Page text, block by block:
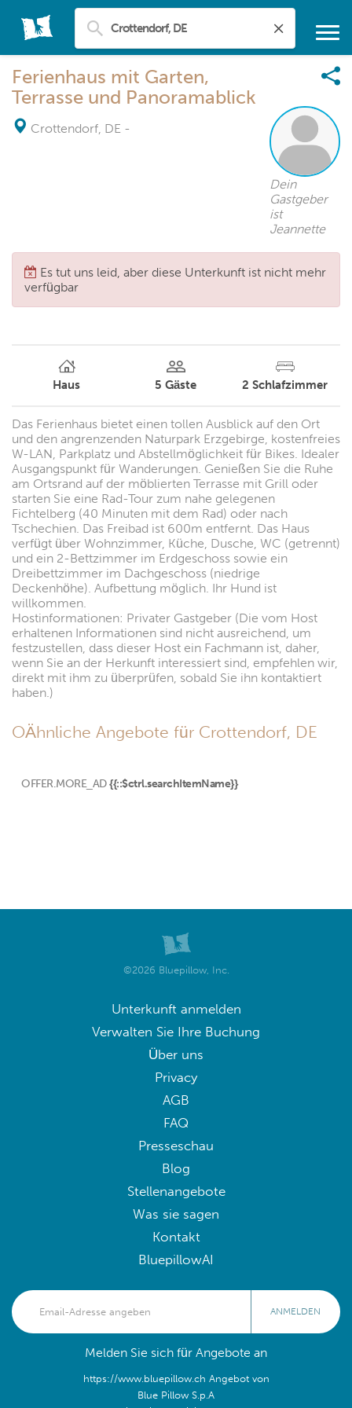
Ferienhaus mit Garten,
Terrasse und Panoramablick
Crottendorf, DE -
Dein
Gastgeber
ist
Jeannette
Es tut uns leid, aber diese Unterkunft ist nicht mehr
verfügbar
Haus 5 Gäste 2 Schlafzimmer
Das Ferienhaus bietet einen tollen Ausblick auf den Ort
und den angrenzenden Naturpark Erzgebirge, kostenfreies
W-LAN, Parkplatz und Abstellmöglichkeit für Bikes. Idealer
Ausgangspunkt für Wanderungen. Genießen Sie die Ruhe
am Ortsrand auf der möblierten Terrasse mit Grill oder
starten Sie eine Rad-Tour zum nahe gelegenen
Fichtelberg (40 Minuten mit dem Rad) oder nach
Tschechien. Das Freibad ist 600m entfernt. Das Haus
verfügt über Wohnzimmer, Küche, Dusche, WC (getrennt)
und ein 2-Bettzimmer im Erdgeschoss sowie ein
Dreibettzimmer im Dachgeschoss (niedrige
Deckenhöhe). Aufbettung möglich. Ihr Hund ist
willkommen.
Hostinformationen: Privater Gastgeber (Die vom Host
erhaltenen Informationen sind nicht ausreichend, um
festzustellen, dass dieser Host ein Fachmann ist, daher,
wenn Sie an der Herkunft interessiert sind, empfehlen wir,
direkt mit ihm zu überprüfen, sobald Sie ihn kontaktiert
haben.)
OÄhnliche Angebote für Crottendorf, DE
OFFER.MORE_AD {{::$ctrl.searchItemName}}
©2026 Bluepillow, Inc.
Unterkunft anmelden
Verwalten Sie Ihre Buchung
Über uns
Privacy
AGB
FAQ
Presseschau
Blog
Stellenangebote
Was sie sagen
Kontakt
BluepillowAI
ANMELDEN
Melden Sie sich für Angebote an
https://www.bluepillow.ch Angebot von
Blue Pillow S.p.A